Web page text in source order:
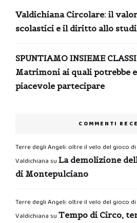
Valdichiana Circolare: il
scolastici e il diritto allo
SPUNTIAMO INSIEME
Matrimoni ai quali potrebbe
piacevole partecipare
COMMENTI
Terre degli Angeli: oltre il velo del gioco
Valdichiana su La demolizione
di Montepulciano
Terre degli Angeli: oltre il velo del gioco
Valdichiana su Tempo di Circo,